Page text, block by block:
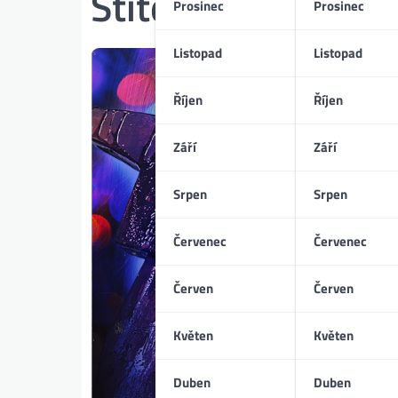
Prosinec
Listopad
Říjen
Září
Srpen
Červenec
Červen
Květen
Duben
Prosinec
Listopad
Říjen
Září
Srpen
Červenec
Červen
Květen
Duben